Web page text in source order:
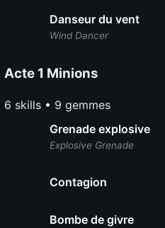
Danseur du vent
Wind Dancer
Acte 1 Minions
6 skills • 9 gemmes
Grenade explosive
Explosive Grenade
Contagion
Bombe de givre